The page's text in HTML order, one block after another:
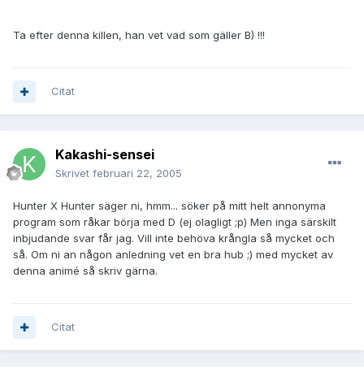
Ta efter denna killen, han vet vad som gäller B) !!!
Citat
Kakashi-sensei
Skrivet februari 22, 2005
Hunter X Hunter säger ni, hmm... söker på mitt helt annonyma
program som råkar börja med D (ej olagligt ;p) Men inga särskilt
inbjudande svar får jag. Vill inte behöva krångla så mycket och
så. Om ni an någon anledning vet en bra hub ;) med mycket av
denna animé så skriv gärna.
Citat